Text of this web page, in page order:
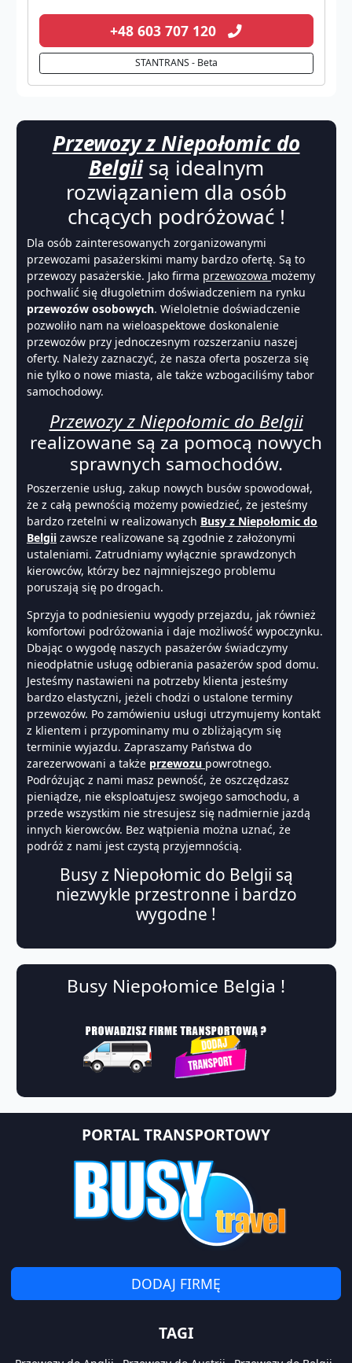
+48 603 707 120
STANTRANS - Beta
Przewozy z Niepołomic do
Belgiisą idealnym
rozwiązaniem dla osób
chcących podróżować !
Dla osób zainteresowanych zorganizowanymi
przewozami pasażerskimi mamy bardzo ofertę. Są to
przewozy pasażerskie. Jako firma przewozowa możemy
pochwalić się długoletnim doświadczeniem na rynku
przewozów osobowych. Wieloletnie doświadczenie
pozwoliło nam na wieloaspektowe doskonalenie
przewozów przy jednoczesnym rozszerzaniu naszej
oferty. Należy zaznaczyć, że nasza oferta poszerza się
nie tylko o nowe miasta, ale także wzbogaciliśmy tabor
samochodowy.
Przewozy z Niepołomic do Belgii
realizowane są za pomocą nowych
sprawnych samochodów.
Poszerzenie usług, zakup nowych busów spowodował,
że z całą pewnością możemy powiedzieć, że jesteśmy
bardzo rzetelni w realizowanych Busy z Niepołomic do
Belgii zawsze realizowane są zgodnie z założonymi
ustaleniami. Zatrudniamy wyłącznie sprawdzonych
kierowców, którzy bez najmniejszego problemu
poruszają się po drogach.
Sprzyja to podniesieniu wygody przejazdu, jak również
komfortowi podróżowania i daje możliwość wypoczynku.
Dbając o wygodę naszych pasażerów świadczymy
nieodpłatnie usługę odbierania pasażerów spod domu.
Jesteśmy nastawieni na potrzeby klienta jesteśmy
bardzo elastyczni, jeżeli chodzi o ustalone terminy
przewozów. Po zamówieniu usługi utrzymujemy kontakt
z klientem i przypominamy mu o zbliżającym się
terminie wyjazdu. Zapraszamy Państwa do
zarezerwowani a także przewozu powrotnego.
Podróżując z nami masz pewność, że oszczędzasz
pieniądze, nie eksploatujesz swojego samochodu, a
przede wszystkim nie stresujesz się nadmiernie jazdą
innych kierowców. Bez wątpienia można uznać, że
podróż z nami jest czystą przyjemnością.
Busy z Niepołomic do Belgii są
niezwykle przestronne i bardzo
wygodne !
Busy Niepołomice Belgia !
PORTAL TRANSPORTOWY
DODAJ FIRMĘ
TAGI